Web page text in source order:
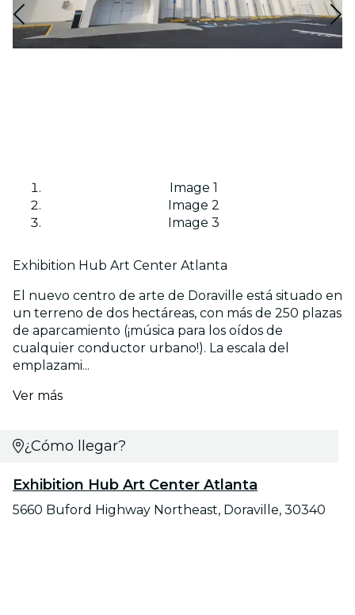
Image 1
Image 2
Image 3
Exhibition Hub Art Center Atlanta
El nuevo centro de arte de Doraville está situado en
un terreno de dos hectáreas, con más de 250 plazas
de aparcamiento (¡música para los oídos de
cualquier conductor urbano!). La escala del
emplazami...
Ver más
¿Cómo llegar?
Exhibition Hub Art Center Atlanta
5660 Buford Highway Northeast, Doraville, 30340